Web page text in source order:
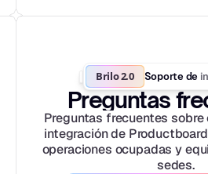
Brilo 2.0 Soporte de
Preguntas
Preguntas frecuentes
integración de
operaciones ocupadas y
sedes.